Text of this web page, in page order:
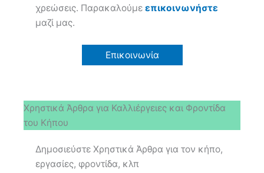
χρεώσεις. Παρακαλούμε επικοινωνήστε
μαζί μας.
Επικοινωνία
Χρηστικά Άρθρα για Καλλιέργειες και Φροντίδα
του Κήπου
Δημοσιεύστε Χρηστικά Άρθρα για τον κήπο,
εργασίες, φροντίδα, κλπ